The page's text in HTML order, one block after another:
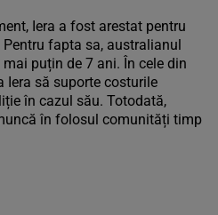
Iera a fost arestat pentru
fapta sa, australianul
puțin de 7 ani. În cele din
Iera să suporte costurile
în cazul său. Totodată,
în folosul comunități timp